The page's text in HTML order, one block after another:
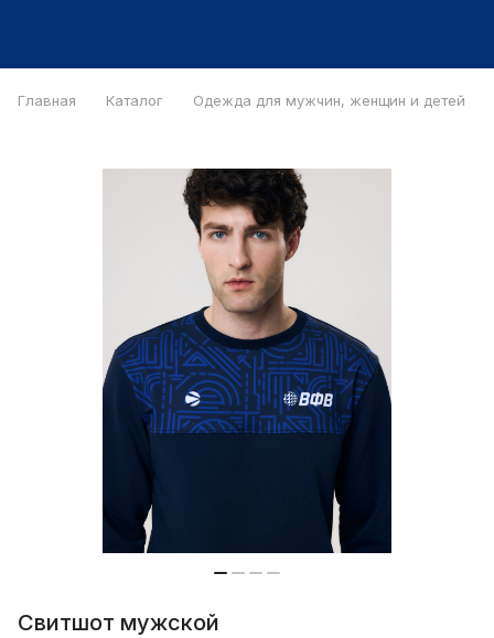
Главная Каталог Одежда для мужчин, женщин и детей
Свитшот мужской